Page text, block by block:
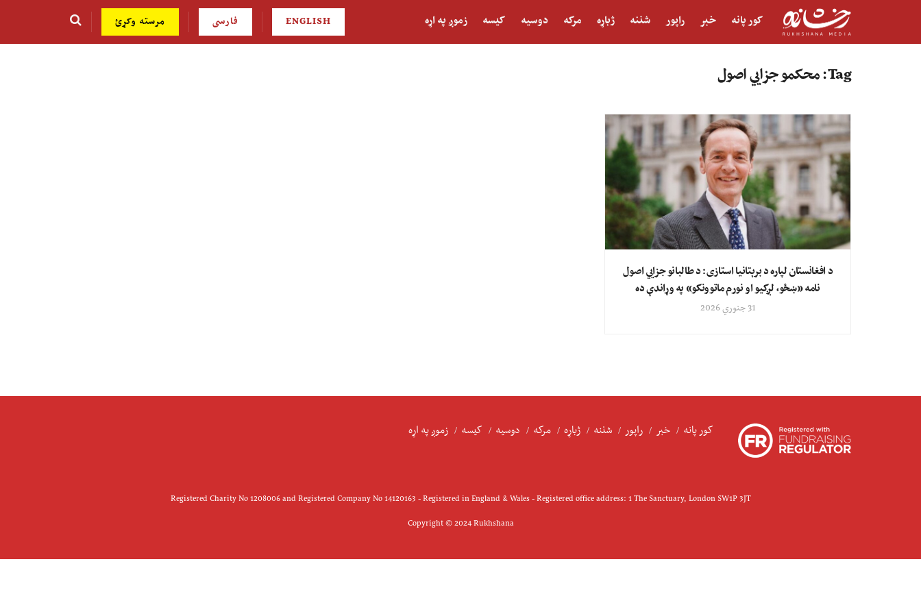
کور پانه خبر راپور شننه ژباړه مرکه دوسیه کیسه زموږ په اړه ENGLISH فارسی مرسته وکړئ
Tag: محکمو جزايي اصول
د افغانستان لپاره د برېتانیا استازی: د طالبانو جزايي اصول
نامه «ښځو، لږکیو او نورم ماتوونکو» په وړاندې ده
31 جنوري 2026
کور پانه خبر راپور شننه ژباړه مرکه دوسیه کیسه زموږ په اړه
Registered Charity No 1208006 and Registered Company No 14120163 - Registered in England & Wales - Registered office address: 1 The Sanctuary, London SW1P 3JT
Copyright © 2024 Rukhshana